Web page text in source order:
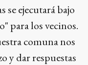
se ejecutará bajo
para los vecinos.
comuna nos
y dar respuestas